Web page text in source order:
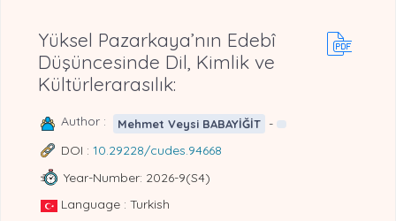
Yüksel Pazarkaya’nın Edebî
Düşüncesinde Dil, Kimlik ve
Kültürlerarasılık:
Author : Mehmet Veysi BABAYİĞİT
-
DOI : 10.29228/cudes.94668
Year-Number: 2026-9(S4)
Language : Turkish